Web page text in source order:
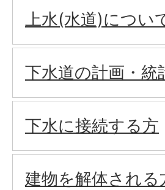
上水(水道)につい
下水道の計画・統
下水に接続する方
建物を解体される